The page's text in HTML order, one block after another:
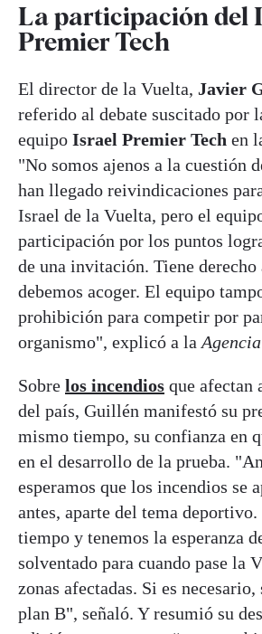
La participación del
Premier Tech
El director de la Vuelta, Javier
referido al debate suscitado por
equipo Israel Premier Tech en
"No somos ajenos a la cuestión
han llegado reivindicaciones
Israel de la Vuelta, pero el
participación por los puntos
de una invitación. Tiene
debemos acoger. El equipo
prohibición para competir por
organismo", explicó a la
Sobre los incendios que afectan
del país, Guillén manifestó su
mismo tiempo, su confianza en
en el desarrollo de la prueba.
esperamos que los incendios se
antes, aparte del tema
tiempo y tenemos la esperanza
solventado para cuando pase la
zonas afectadas. Si es necesario,
plan B", señaló. Y resumió su